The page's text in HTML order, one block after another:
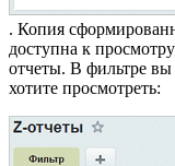
. Копия
доступна к
отчеты. В фильтре вы
хотите просмотреть: